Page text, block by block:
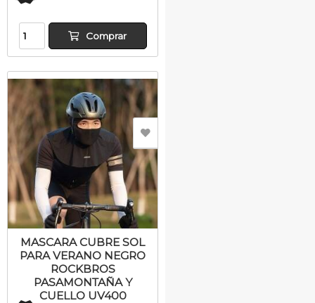
Comprar
MASCARA CUBRE SOL
PARA VERANO NEGRO
ROCKBROS
PASAMONTAÑA Y
CUELLO UV400